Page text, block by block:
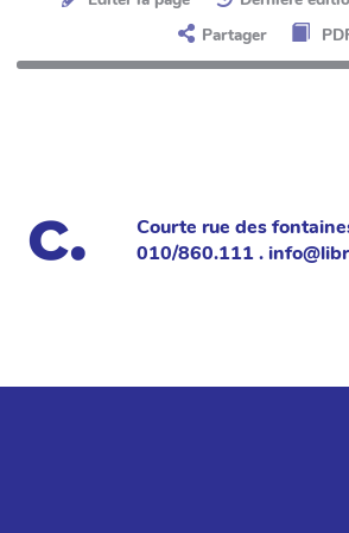
Partager
Courte rue des
010/860.111 .